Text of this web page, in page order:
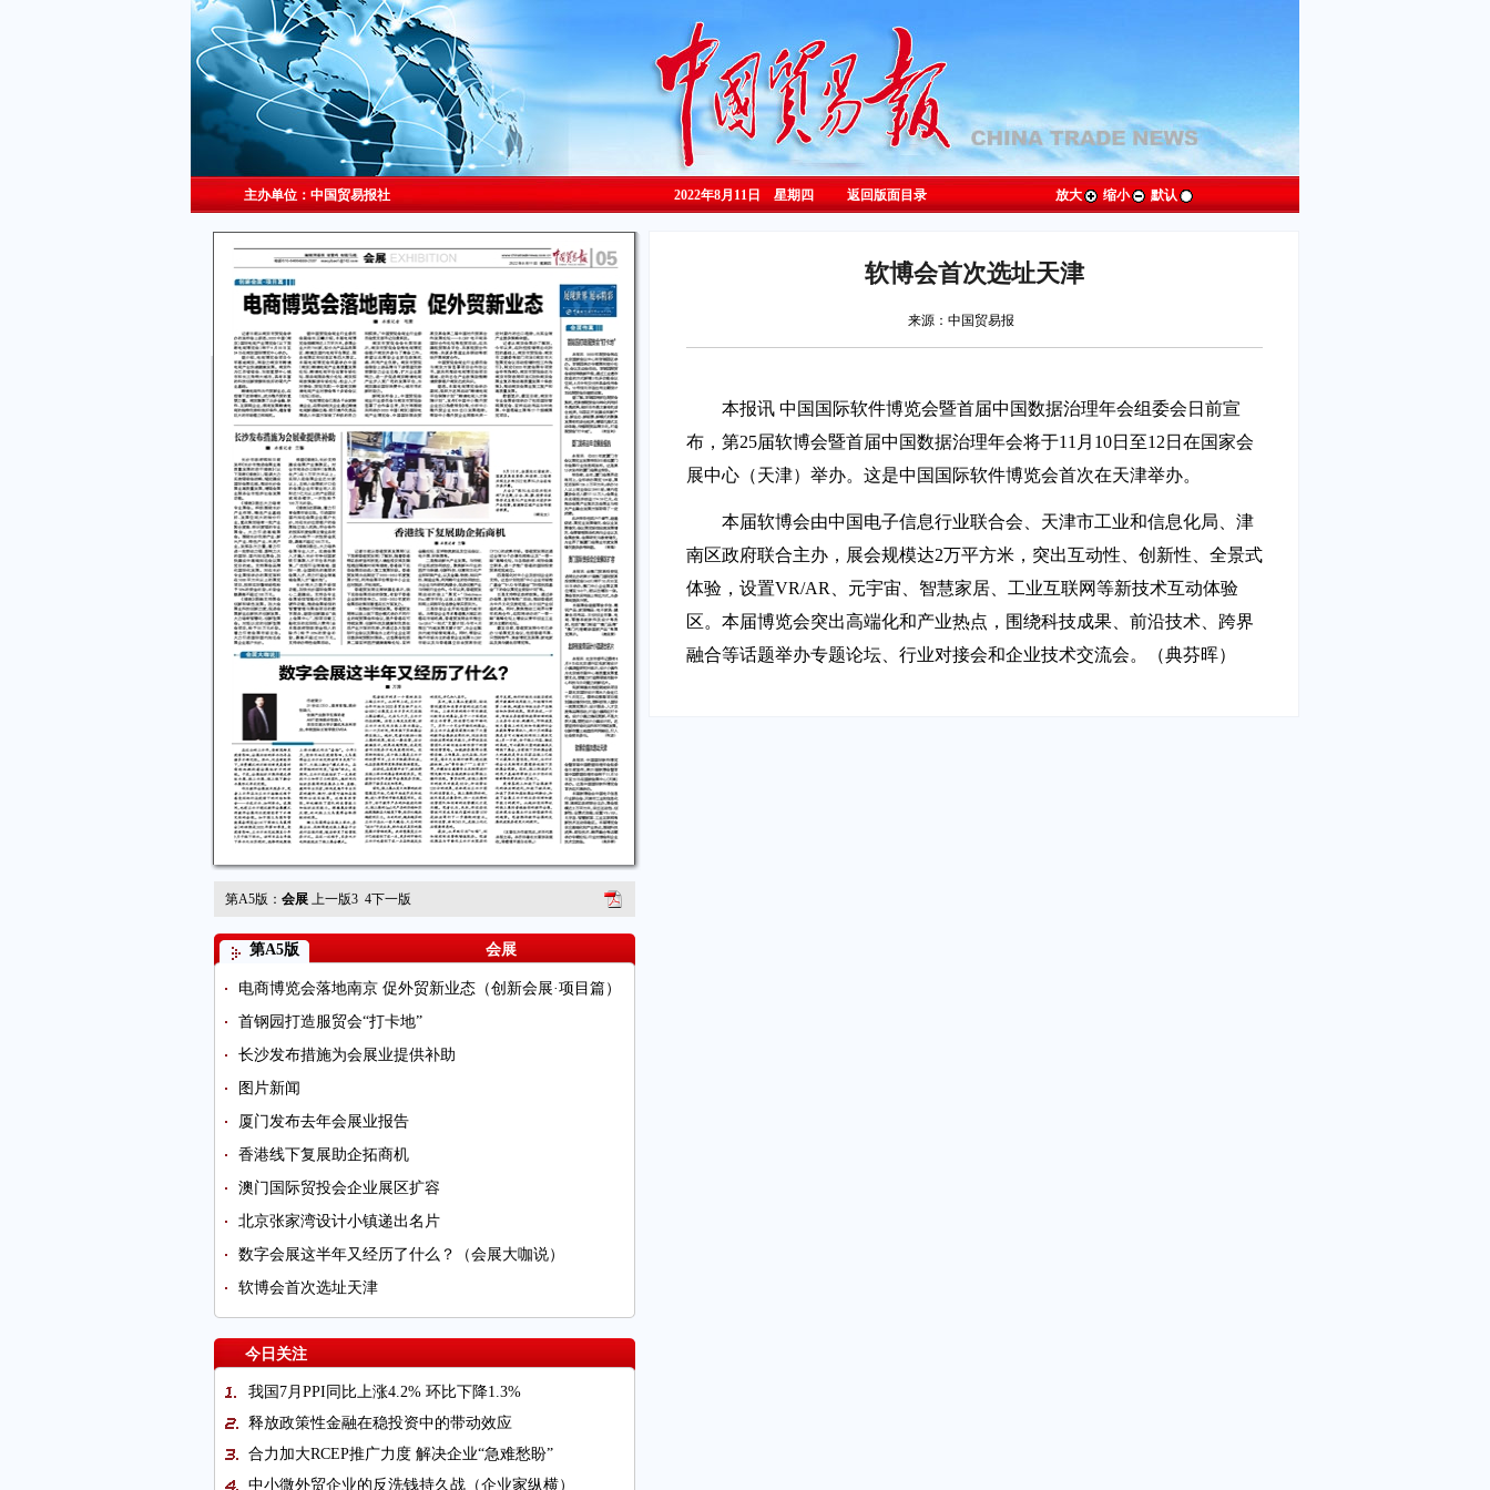
主办单位：中国贸易报社
第A5版： 会展 上一版3 4下一版
第A5版 会展
电商博览会落地南京 促外贸新业态（创新会展·项目篇）
首钢园打造服贸会“打卡地”
长沙发布措施为会展业提供补助
图片新闻
厦门发布去年会展业报告
香港线下复展助企拓商机
澳门国际贸投会企业展区扩容
北京张家湾设计小镇递出名片
数字会展这半年又经历了什么？（会展大咖说）
软博会首次选址天津
今日关注
我国7月PPI同比上涨4.2% 环比下降1.3%
释放政策性金融在稳投资中的带动效应
合力加大RCEP推广力度 解决企业“急难愁盼”
中小微外贸企业的反洗钱持久战（企业家纵横）
2022年8月11日 星期 四 返回版面目录 放大 缩小 默认
软博会首次选址天津
来源：中国贸易报
本报讯 中国国际软件博览会暨首届中国数据治理年会组委会日前宣
布，第25届软博会暨首届中国数据治理年会将于11月10日至12日在国家会
展中心（天津）举办。这是中国国际软件博览会首次在天津举办。
本届软博会由中国电子信息行业联合会、天津市工业和信息化局、津
南区政府联合主办，展会规模达2万平方米，突出互动性、创新性、全景式
体验，设置VR/AR、元宇宙、智慧家居、工业互联网等新技术互动体验
区。本届博览会突出高端化和产业热点，围绕科技成果、前沿技术、跨界
融合等话题举办专题论坛、行业对接会和企业技术交流会。（典芬晖）